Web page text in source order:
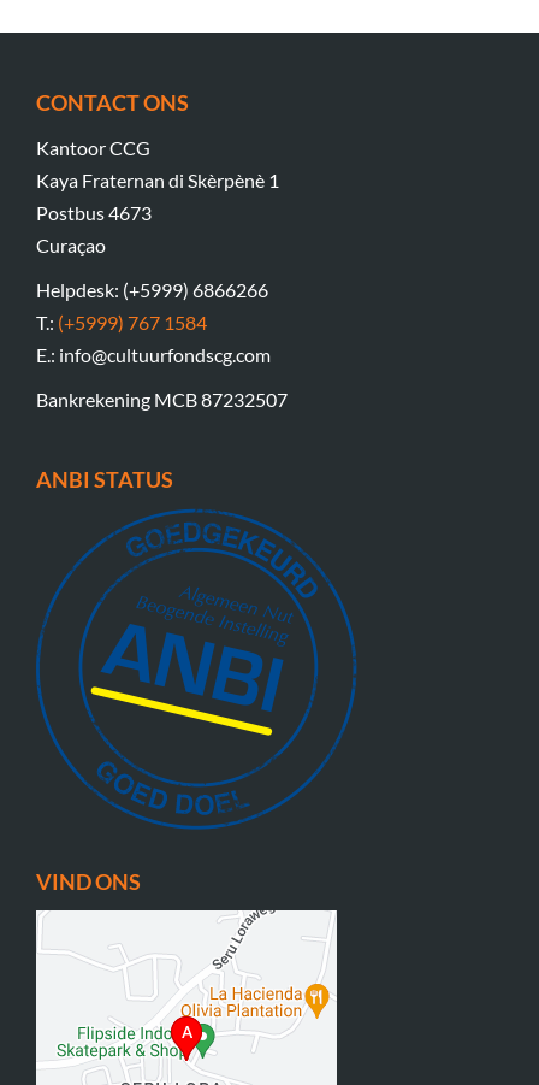
CONTACT ONS
Kantoor CCG
Kaya Fraternan di Skèrpènè 1
Postbus 4673
Curaçao
Helpdesk: (+5999) 6866266
T.: (+5999) 767 1584
E.: info@cultuurfondscg.com
Bankrekening MCB 87232507
ANBI STATUS
VIND ONS